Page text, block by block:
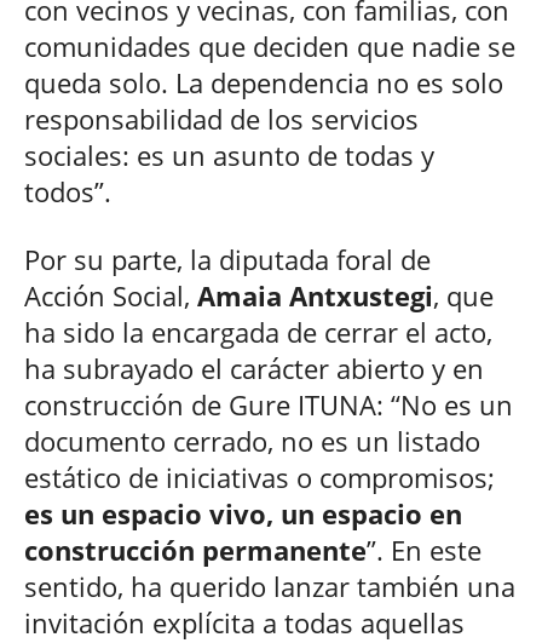
con vecinos y vecinas, con familias, con
comunidades que deciden que nadie se
queda solo. La dependencia no es solo
responsabilidad de los servicios
sociales: es un asunto de todas y
todos”.
Por su parte, la diputada foral de
Acción Social, Amaia Antxustegi, que
ha sido la encargada de cerrar el acto,
ha subrayado el carácter abierto y en
construcción de Gure ITUNA: “No es un
documento cerrado, no es un listado
estático de iniciativas o compromisos;
es un espacio vivo, un espacio en
construcción permanente”. En este
sentido, ha querido lanzar también una
invitación explícita a todas aquellas